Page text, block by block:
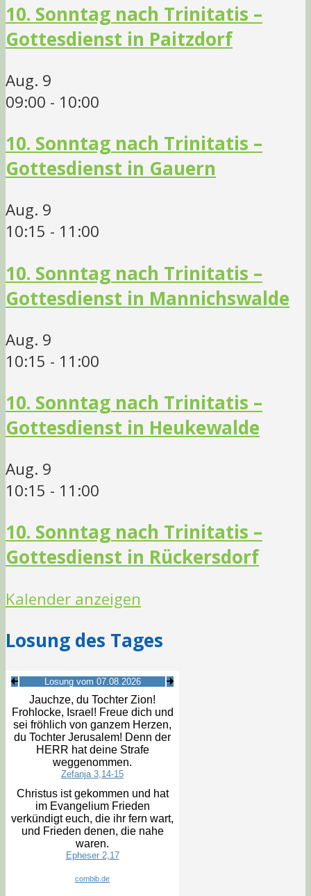
10. Sonntag nach Trinitatis –
Gottesdienst in Paitzdorf
Aug. 9
09:00 - 10:00
10. Sonntag nach Trinitatis –
Gottesdienst in Gauern
Aug. 9
10:15 - 11:00
10. Sonntag nach Trinitatis –
Gottesdienst in Mannichswalde
Aug. 9
10:15 - 11:00
10. Sonntag nach Trinitatis –
Gottesdienst in Heukewalde
Aug. 9
10:15 - 11:00
10. Sonntag nach Trinitatis –
Gottesdienst in Rückersdorf
Kalender anzeigen
Losung des Tages